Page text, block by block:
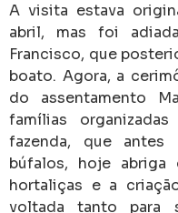
A visita estava
abril, mas foi
Francisco, que
boato. Agora, a
do assentamento
famílias
fazenda, que
búfalos, hoje abriga
hortaliças e a
voltada tanto para